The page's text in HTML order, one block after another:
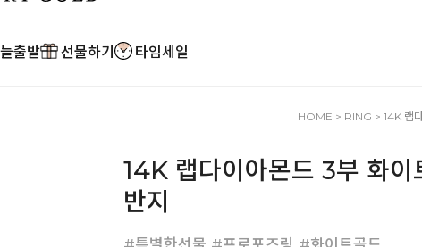
출발 선물하기 타임세일
HOME > RING > 14K 랩
14K 랩다이아몬드 3부 화
반지